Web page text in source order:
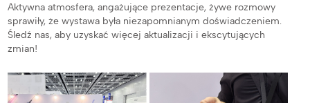
Aktywna atmosfera, angażujące prezentacje, żywe rozmowy
sprawiły, że wystawa była niezapomnianym doświadczeniem.
Śledź nas, aby uzyskać więcej aktualizacji i ekscytujących
zmian!